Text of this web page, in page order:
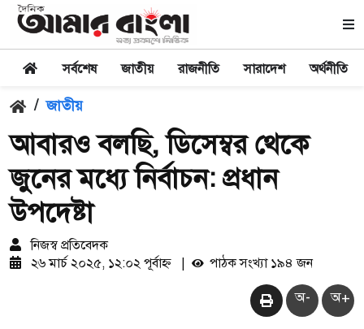
সর্বশেষ জাতীয় রাজনীতি সারাদেশ অর্থনীতি
/ জাতীয়
আবারও বলছি, ডিসেম্বর থেকে
জুনের মধ্যে নির্বাচন: প্রধান
উপদেষ্টা
নিজস্ব প্রতিবেদক
২৬ মার্চ ২০২৫, ১২:০২ পূর্বাহ্ন
পাঠক সংখ্যা ১৯৪ জন
অ- অ+